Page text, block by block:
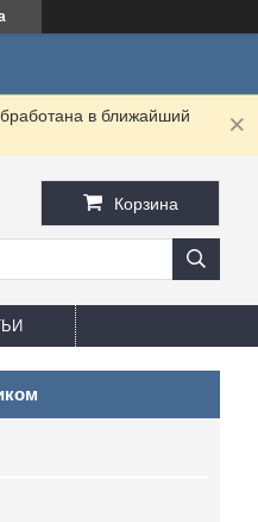
в ближайший
Корзина